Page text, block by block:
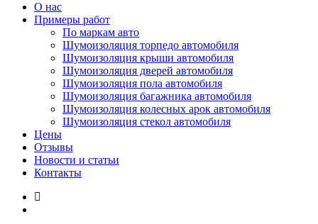
О нас
Примеры работ
По маркам авто
Шумоизоляция торпедо автомобиля
Шумоизоляция крыши автомобиля
Шумоизоляция дверей автомобиля
Шумоизоляция пола автомобиля
Шумоизоляция багажника автомобиля
Шумоизоляция колесных арок автомобиля
Шумоизоляция стекол автомобиля
Цены
Отзывы
Новости и статьи
Контакты